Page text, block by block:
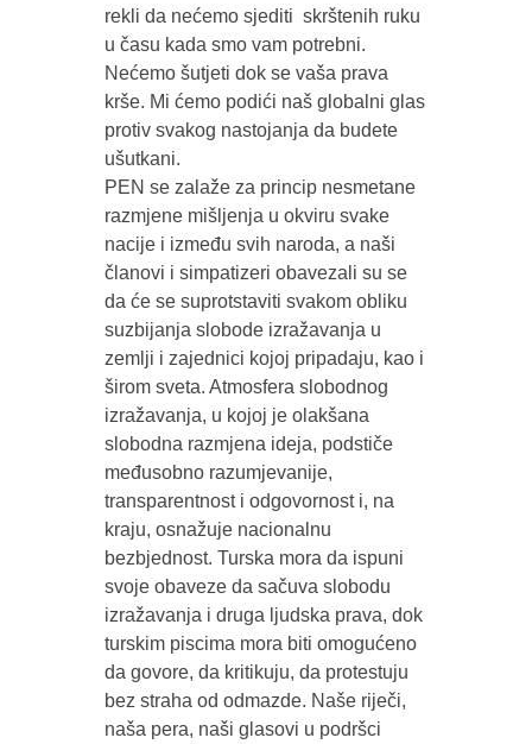
rekli da nećemo sjediti skrštenih ruku
u času kada smo vam potrebni.
Nećemo šutjeti dok se vaša prava
krše. Mi ćemo podići naš globalni glas
protiv svakog nastojanja da budete
ušutkani.
PEN se zalaže za princip nesmetane
razmjene mišljenja u okviru svake
nacije i između svih naroda, a naši
članovi i simpatizeri obavezali su se
da će se suprotstaviti svakom obliku
suzbijanja slobode izražavanja u
zemlji i zajednici kojoj pripadaju, kao i
širom sveta. Atmosfera slobodnog
izražavanja, u kojoj je olakšana
slobodna razmjena ideja, podstiče
međusobno razumjevanije,
transparentnost i odgovornost i, na
kraju, osnažuje nacionalnu
bezbjednost. Turska mora da ispuni
svoje obaveze da sačuva slobodu
izražavanja i druga ljudska prava, dok
turskim piscima mora biti omogućeno
da govore, da kritikuju, da protestuju
bez straha od odmazde. Naše riječi,
naša pera, naši glasovi u podršci